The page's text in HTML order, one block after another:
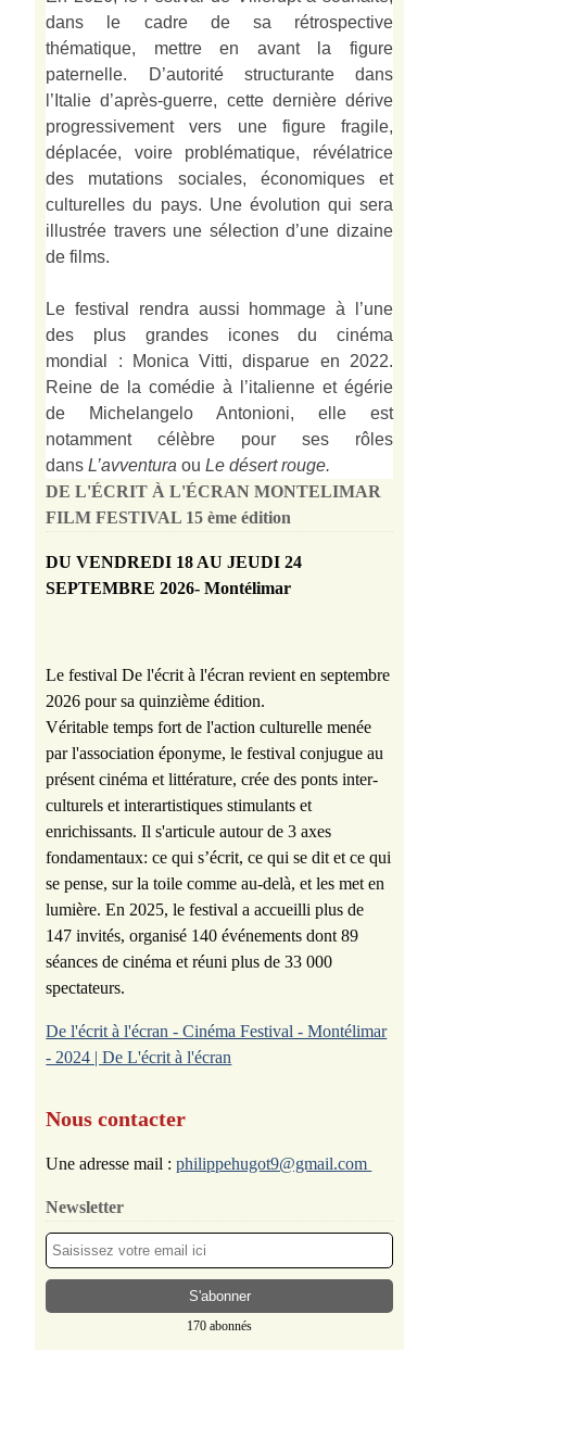
dans le cadre de sa rétrospective
thématique, mettre en avant la figure
paternelle. D’autorité structurante dans
l’Italie d’après-guerre, cette dernière dérive
progressivement vers une figure fragile,
déplacée, voire problématique, révélatrice
des mutations sociales, économiques et
culturelles du pays. Une évolution qui sera
illustrée travers une sélection d’une dizaine
de films.
Le festival rendra aussi hommage à l’une
des plus grandes icones du cinéma
mondial : Monica Vitti, disparue en 2022.
Reine de la comédie à l’italienne et égérie
de Michelangelo Antonioni, elle est
notamment célèbre pour ses rôles
dans L’avventura ou Le désert rouge.
DE L'ÉCRIT À L'ÉCRAN MONTELIMAR
FILM FESTIVAL 15 ème édition
DU VENDREDI 18 AU JEUDI 24
SEPTEMBRE 2026- Montélimar
Le festival De l'écrit à l'écran revient en septembre
2026 pour sa quinzième édition.
Véritable temps fort de l'action culturelle menée
par l'association éponyme, le festival conjugue au
présent cinéma et littérature, crée des ponts inter-
culturels et interartistiques stimulants et
enrichissants. Il s'articule autour de 3 axes
fondamentaux: ce qui s’écrit, ce qui se dit et ce qui
se pense, sur la toile comme au-delà, et les met en
lumière. En 2025, le festival a accueilli plus de
147 invités, organisé 140 événements dont 89
séances de cinéma et réuni plus de 33 000
spectateurs.
De l'écrit à l'écran - Cinéma Festival - Montélimar
- 2024 | De L'écrit à l'écran
Nous contacter
Une adresse mail :philippehugot9@gmail.com
Newsletter
170 abonnés